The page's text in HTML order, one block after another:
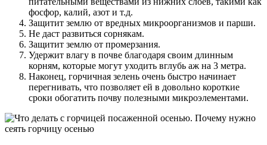
фосфор, калий, азот и т.д.
Защитит землю от вредных микроорганизмов и парши.
Не даст развиться сорнякам.
Защитит землю от промерзания.
Удержит влагу в почве благодаря своим длинным
корням, которые могут уходить вглубь аж на 3 метра.
Наконец, горчичная зелень очень быстро начинает
перегнивать, что позволяет ей в довольно короткие
сроки обогатить почву полезными микроэлементами.